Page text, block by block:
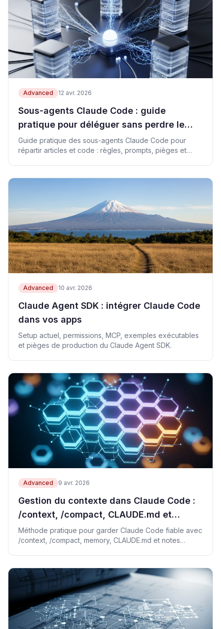
Advanced 12 avr. 2026
Sous-agents Claude Code : guide
pratique pour déléguer sans perdre le
contrôle
Guide pratique des sous-agents Claude Code pour
répartir articles et code : règles, prompts, pièges et
Advanced 10 avr. 2026
Claude Agent SDK : intégrer Claude Code
dans vos apps
Setup actuel, permissions, MCP, exemples exécutables
et pièges de production du Claude Agent SDK.
Advanced 9 avr. 2026
Gestion du contexte dans Claude Code :
/context, /compact, CLAUDE.md et
Obsidian
Méthode pratique pour garder Claude Code fiable avec
/context, /compact, memory, CLAUDE.md et notes